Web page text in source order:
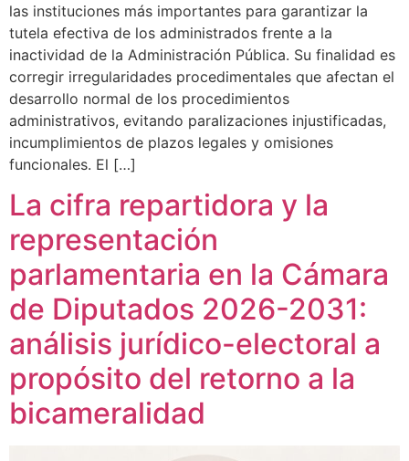
las instituciones más importantes para garantizar la
tutela efectiva de los administrados frente a la
inactividad de la Administración Pública. Su finalidad es
corregir irregularidades procedimentales que afectan el
desarrollo normal de los procedimientos
administrativos, evitando paralizaciones injustificadas,
incumplimientos de plazos legales y omisiones
funcionales. El […]
La cifra repartidora y la
representación
parlamentaria en la Cámara
de Diputados 2026-2031:
análisis jurídico-electoral a
propósito del retorno a la
bicameralidad